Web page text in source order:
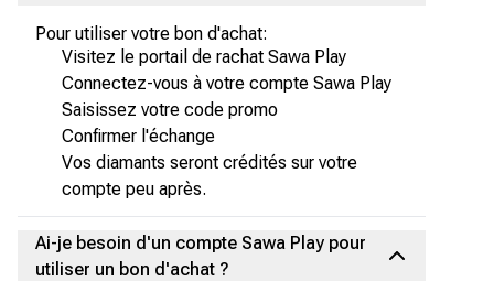
Pour utiliser votre bon d'achat:
Visitez le portail de rachat Sawa Play
Connectez-vous à votre compte Sawa Play
Saisissez votre code promo
Confirmer l'échange
Vos diamants seront crédités sur votre
compte peu après.
Ai-je besoin d'un compte Sawa Play pour
utiliser un bon d'achat ?